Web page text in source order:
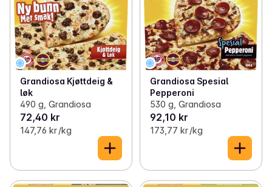
Grandiosa Kjøttdeig &
løk
490 g, Grandiosa
72,40 kr
147,76 kr /kg
Grandiosa Spesial
Pepperoni
530 g, Grandiosa
92,10 kr
173,77 kr /kg